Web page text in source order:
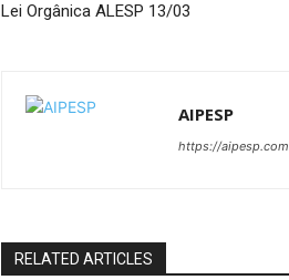
Lei Orgânica ALESP 13/03
AIPESP
https://
RELATED ARTICLES